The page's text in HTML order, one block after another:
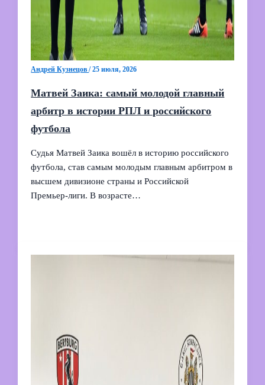
Андрей Кузнецов/25 июля, 2026
Матвей Заика: самый молодой главный
арбитр в истории РПЛ и российского
футбола
Судья Матвей Заика вошёл в историю российского
футбола, став самым молодым главным арбитром в
высшем дивизионе страны и Российской
Премьер‑лиги. В возрасте…